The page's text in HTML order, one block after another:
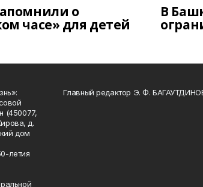
о
часе» для детей
В
(450077,
д.
дом
летия
Главный редактор Э. Ф.